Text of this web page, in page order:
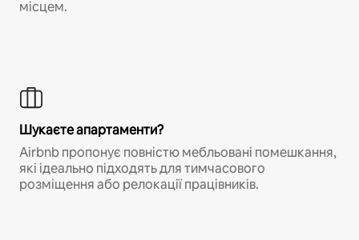
місцем.
Шукаєте апартаменти?
Airbnb пропонує повністю мебльовані помешкання,
які ідеально підходять для тимчасового
розміщення або релокації працівників.